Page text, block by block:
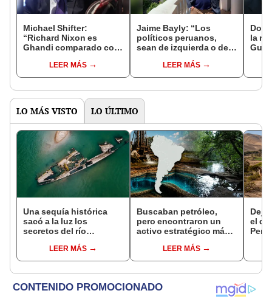
Michael Shifter:
“Richard Nixon es
Ghandi comparado con
LEER MÁS
Jaime Bayly: “Los
políticos peruanos,
sean de izquierda o de
encuentran la manera
de decepcionarte”
LEER MÁS
la
LO MÁS VISTO LO ÚLTIMO
Una sequía histórica
sacó a la luz los
secretos del río
Segunda Guerra
Mundial, fósiles de
LEER MÁS
Buscaban petróleo,
pero encontraron un
activo estratégico más
acuífero descubierto
por casualidad que
Latina
LEER MÁS
Dejó
el